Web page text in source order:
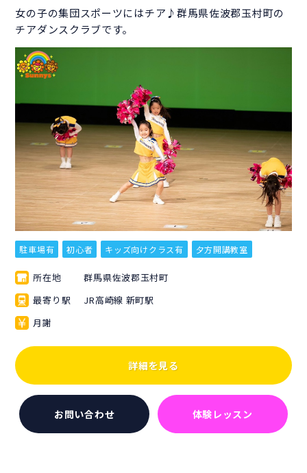
女の子の集団スポーツにはチア♪群馬県佐波郡玉村町の
チアダンスクラブです。
駐車場有 初心者 キッズ向けクラス有 夕方開講教室
所在地
群馬県佐波郡玉村町
最寄り駅
JR高崎線 新町駅
月謝
詳細を見る
お問い合わせ 体験レッスン